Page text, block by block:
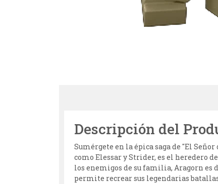
Descripción del
Sumérgete en la épica saga de "El
como Elessar y Strider, es el heredero
los enemigos de su familia, Aragorn es
permite recrear sus legendarias